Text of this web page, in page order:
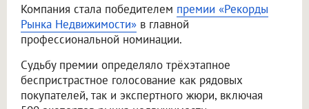
Компания стала победителем премии «Рекорды
Рынка Недвижимости» в главной
профессиональной номинации.
Судьбу премии определяло трёхэтапное
беспристрастное голосование как рядовых
покупателей, так и экспертного жюри, включая